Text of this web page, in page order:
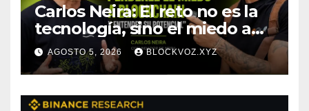
Carlos Neira: El reto no es la
tecnología, sino el miedo a
entenderla
AGOSTO 5, 2026 BLOCKVOZ.XYZ